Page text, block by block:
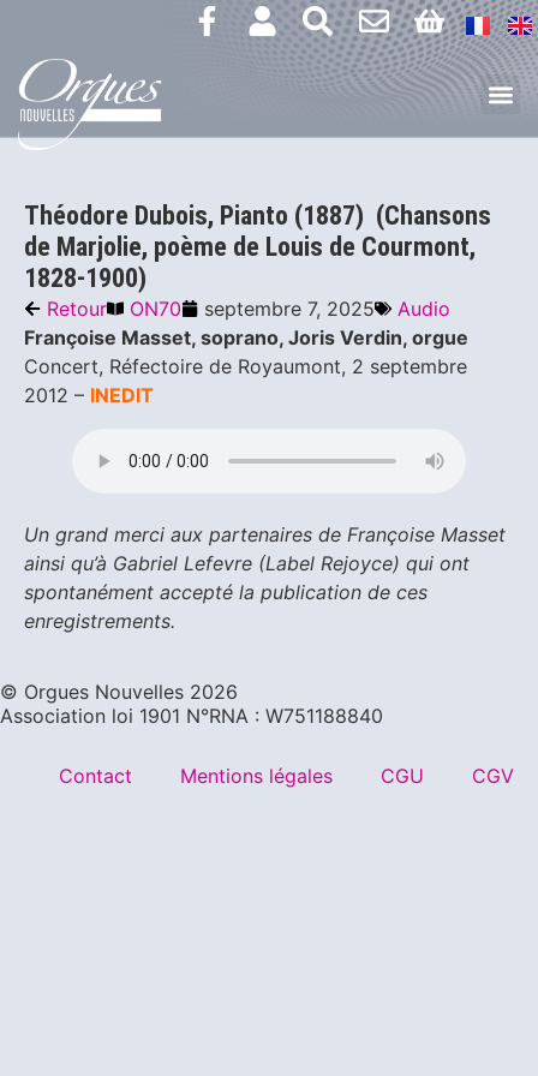
Théodore Dubois, Pianto (1887) (Chansons
de Marjolie, poème de Louis de Courmont,
1828-1900)
Retour ON70 septembre 7, 2025
Audio
Françoise Masset, soprano, Joris Verdin, orgue
Concert, Réfectoire de Royaumont, 2 septembre
2012 – INEDIT
Un grand merci aux partenaires de Françoise Masset
ainsi qu’à Gabriel Lefevre (Label Rejoyce) qui ont
spontanément accepté la publication de ces
enregistrements.
©️ Orgues Nouvelles 2026
Association loi 1901 N°RNA : W751188840
Contact Mentions légales CGU CGV